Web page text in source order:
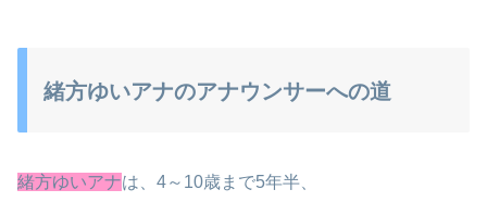
緒方ゆいアナのアナウンサーへの道
緒方ゆいアナは、4～10歳まで5年半、